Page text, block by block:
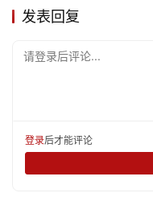
旅
娱
登录
发表回复
请登录后评论...
登录后才能评论